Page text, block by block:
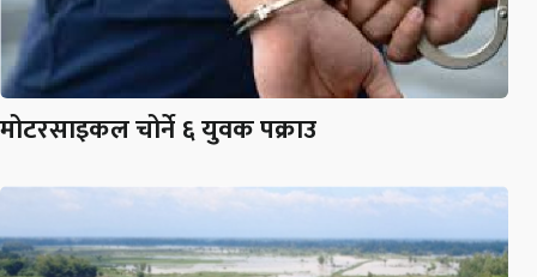
मोटरसाइकल चोर्ने ६ युवक पक्राउ